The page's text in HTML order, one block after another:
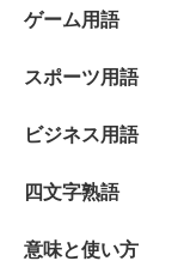
ゲーム用語
スポーツ用語
ビジネス用語
四文字熟語
意味と使い方